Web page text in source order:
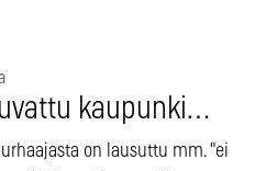
kaupunki…
on lausuttu mm. "ei